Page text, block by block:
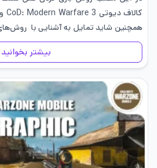
در کالاف دیوتی داشته باشید. Season…
بیشتر بخوانید